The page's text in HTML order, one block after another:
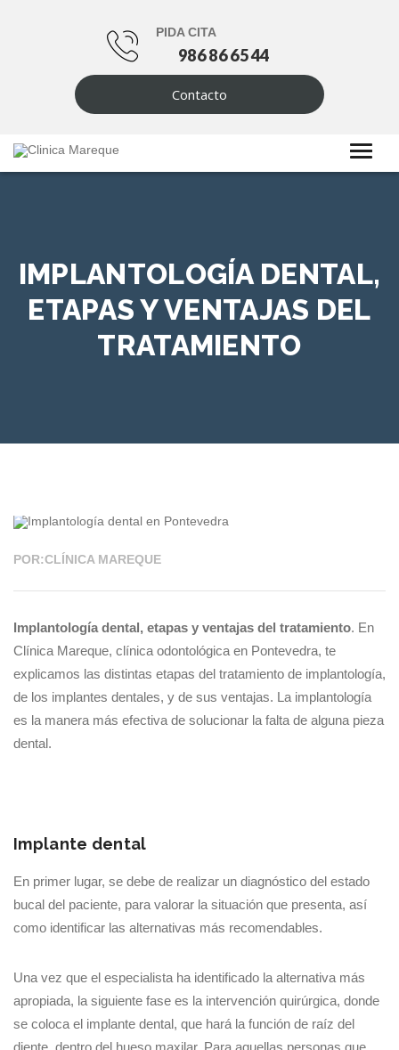
PIDA CITA
986 86 65 44
Contacto
IMPLANTOLOGÍA DENTAL,
ETAPAS Y VENTAJAS DEL
TRATAMIENTO
POR:CLÍNICA MAREQUE
Implantología dental, etapas y ventajas del tratamiento. En
Clínica Mareque, clínica odontológica en Pontevedra, te
explicamos las distintas etapas del tratamiento de implantología,
de los implantes dentales, y de sus ventajas. La implantología
es la manera más efectiva de solucionar la falta de alguna pieza
dental.
Implante dental
En primer lugar, se debe de realizar un diagnóstico del estado
bucal del paciente, para valorar la situación que presenta, así
como identificar las alternativas más recomendables.
Una vez que el especialista ha identificado la alternativa más
apropiada, la siguiente fase es la intervención quirúrgica, donde
se coloca el implante dental, que hará la función de raíz del
diente, dentro del hueso maxilar. Para aquellas personas que